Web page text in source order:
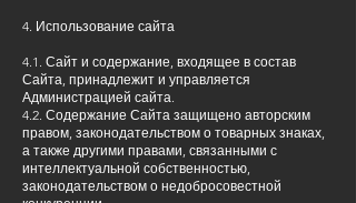
4. Использование сайта
4.1. Сайт и содержание, входящее в состав
Сайта, принадлежит и управляется
Администрацией сайта.
4.2. Содержание Сайта защищено авторским
правом, законодательством о товарных знаках,
а также другими правами, связанными с
интеллектуальной собственностью,
законодательством о недобросовестной